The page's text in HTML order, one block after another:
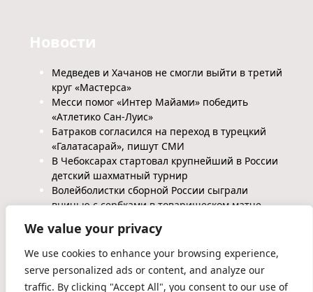
We value your privacy
We use cookies to enhance your browsing experience,
serve personalized ads or content, and analyze our
traffic. By clicking "Accept All", you consent to our use of
Новости
Медведев и Хачанов не смогли выйти в третий
круг «Мастерса»
Месси помог «Интер Майами» победить
«Атлетико Сан-Луис»
Батраков согласился на переход в турецкий
«Галатасарай», пишут СМИ
В Чебоксарах стартовал крупнейший в России
детский шахматный турнир
Волейболистки сборной России сыграли
вничью с сербками в товарищеском матче